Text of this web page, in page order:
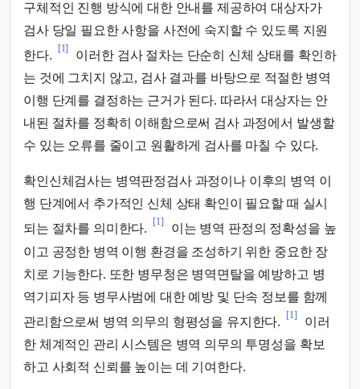
구체적인 진행 방식에 대한 안내를 제공하여 대상자가
검사 당일 필요한 사항을 사전에 숙지할 수 있도록 지원
한다.
[1]
이러한 검사 절차는 단순히 신체 상태를 확인하
는 것에 그치지 않고, 검사 결과를 바탕으로 적절한 병역
이행 단계를 결정하는 근거가 된다. 따라서 대상자는 안
내된 절차를 정확히 이해함으로써 검사 과정에서 발생할
수 있는 오류를 줄이고 원활하게 검사를 마칠 수 있다.
확인신체검사는 병역판정검사 과정이나 이후의 병역 이
행 단계에서 추가적인 신체 상태 확인이 필요할 때 실시
되는 절차를 의미한다.
[1]
이는 병역 판정의 정확성을 높
이고 공정한 병역 이행 환경을 조성하기 위한 중요한 장
치로 기능한다. 또한 병무청은 병역면탈을 예방하고 병
역기피자 등 병무사범에 대한 예방 및 단속 정보를 함께
관리함으로써 병역 의무의 형평성을 유지한다.
[1]
이러
한 체계적인 관리 시스템은 병역 의무의 투명성을 확보
하고 사회적 신뢰를 높이는 데 기여한다.